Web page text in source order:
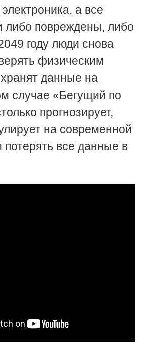
а все
повреждены, либо
году люди снова
физическим
данные на
случае «Бегущий по
прогнозирует,
на современной
все данные в